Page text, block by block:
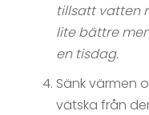
tillsatt vatten
lite bättre
en tisdag.
Sänk värmen
vätska från